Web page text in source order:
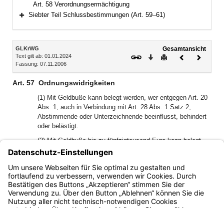
Art. 58 Verordnungsermächtigung
Siebter Teil Schlussbestimmungen (Art. 59–61)
Inhalt
GLKrWG
Text gilt ab: 01.01.2024
Fassung: 07.11.2006
Gesamtansicht
Download
DruckenVorheriges
Art. 57 Ordnungswidrigkeiten
(1) Mit Geldbuße kann belegt werden, wer entgegen Art. 20
Abs. 1, auch in Verbindung mit Art. 28 Abs. 1 Satz 2,
Abstimmende oder Unterzeichnende beeinflusst, behindert
oder belästigt.
(2) Mit Geldbuße bis zu fünfzigtausend Euro kann belegt
werden, wer entgegen Art. 20 Abs. 2 vor Ablauf der
Abstimmungszeit Ergebnisse von Befragungen über den
Inhalt der Stimmrechtsausübung, die nach der
Stimmabgabe vorgenommen wurden, veröffentlicht.